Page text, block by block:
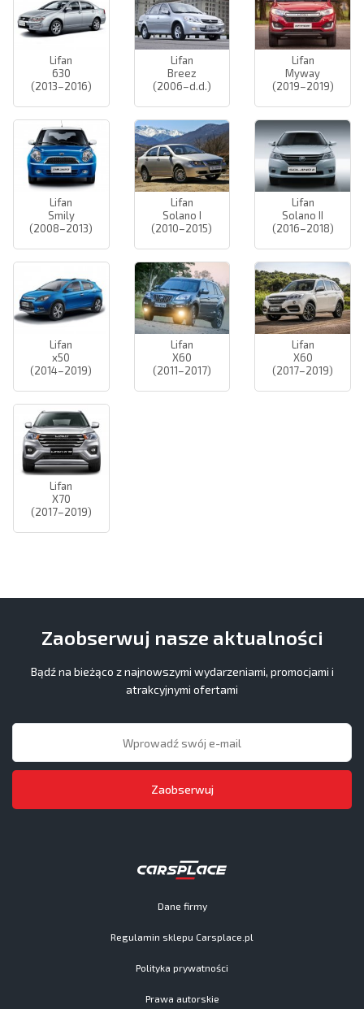
Lifan
630
(2013–2016)
Lifan
Breez
(2006–d.d.)
Lifan
Myway
(2019–2019)
Lifan
Smily
(2008–2013)
Lifan
Solano I
(2010–2015)
Lifan
Solano II
(2016–2018)
Lifan
x50
(2014–2019)
Lifan
X60
(2011–2017)
Lifan
X60
(2017–2019)
Lifan
X70
(2017–2019)
Dane firmy
Regulamin sklepu Carsplace.pl
Polityka prywatności
Prawa autorskie
Zaobserwuj nasze aktualności
Bądź na bieżąco z najnowszymi wydarzeniami, promocjami i
atrakcyjnymi ofertami
Zaobserwuj